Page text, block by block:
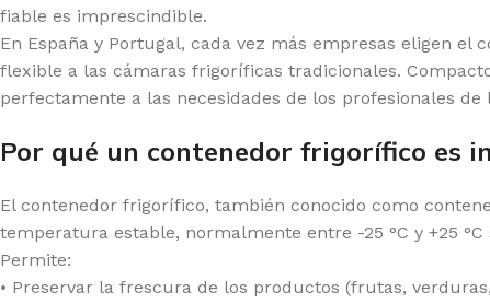
fiable es imprescindible.
En España y Portugal, cada vez más empresas eligen
flexible a las cámaras frigoríficas tradicionales.
perfectamente a las necesidades de los profesionales de
Por qué un contenedor frigorífico es
El contenedor frigorífico, también conocido como
temperatura estable, normalmente entre -25 °C y +25 °C
Permite:
• Preservar la frescura de los productos (frutas,